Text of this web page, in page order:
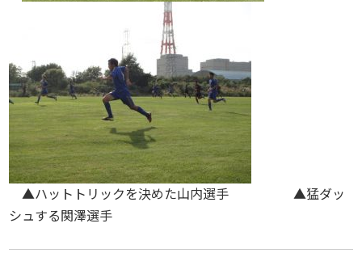
▲ハットトリックを決めた山内選手 ▲猛ダッ
シュする関澤選手